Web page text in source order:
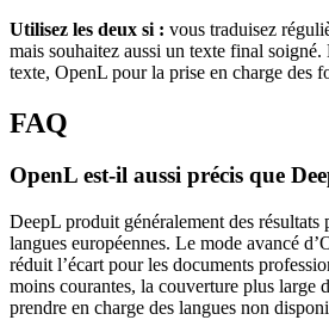
Utilisez les deux si : vous traduisez
mais souhaitez aussi un texte final
texte, OpenL pour la prise en charge des
FAQ
OpenL est-il aussi précis que
DeepL produit généralement des résultats
langues européennes. Le mode avancé
réduit l’écart pour les documents
moins courantes, la couverture plus large
prendre en charge des langues non